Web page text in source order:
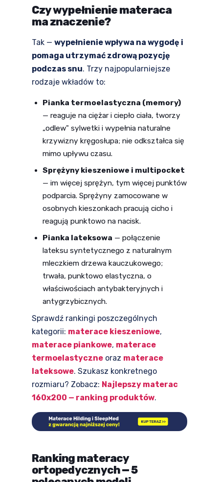
Czy wypełnienie materaca
ma znaczenie?
Tak — wypełnienie wpływa na wygodę i
pomaga utrzymać zdrową pozycję
podczas snu. Trzy najpopularniejsze
rodzaje wkładów to:
Pianka termoelastyczna (memory)
— reaguje na ciężar i ciepło ciała, tworzy
„odlew" sylwetki i wypełnia naturalne
krzywizny kręgosłupa; nie odkształca się
mimo upływu czasu.
Sprężyny kieszeniowe i multipocket
— im więcej sprężyn, tym więcej punktów
podparcia. Sprężyny zamocowane w
osobnych kieszonkach pracują cicho i
reagują punktowo na nacisk.
Pianka lateksowa — połączenie
lateksu syntetycznego z naturalnym
mleczkiem drzewa kauczukowego;
trwała, punktowo elastyczna, o
właściwościach antybakteryjnych i
antygrzybicznych.
Sprawdź rankingi poszczególnych
kategorii: materace kieszeniowe,
materace piankowe, materace
termoelastyczne oraz materace
lateksowe. Szukasz konkretnego
rozmiaru? Zobacz: Najlepszy materac
160x200 — ranking produktów.
Ranking materacy
ortopedycznych — 5